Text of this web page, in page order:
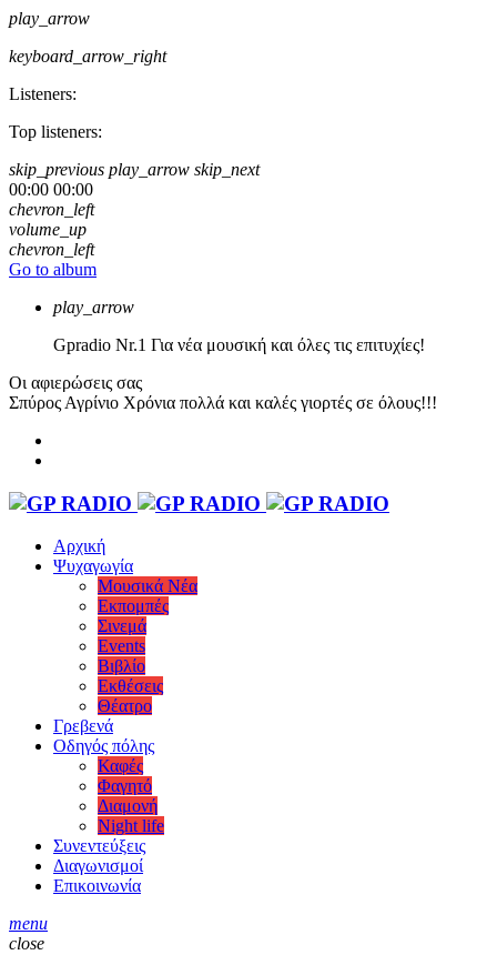
play_arrow
keyboard_arrow_right
Listeners:
Top listeners:
skip_previous play_arrow skip_next
00:00 00:00
chevron_left
volume_up
chevron_left
Go to album
play_arrow
Gpradio Nr.1 Για νέα μουσική και όλες τις επιτυχίες!
Οι αφιερώσεις σας
Σπύρος Αγρίνιο Χρόνια πολλά και καλές γιορτές σε όλους!!!
Αρχική
Ψυχαγωγία
Μουσικά Νέα
Εκπομπές
Σινεμά
Events
Βιβλίο
Εκθέσεις
Θέατρο
Γρεβενά
Οδηγός πόλης
Καφές
Φαγητό
Διαμονή
Night life
Συνεντεύξεις
Διαγωνισμοί
Επικοινωνία
menu
close